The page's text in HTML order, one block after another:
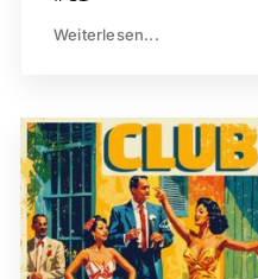
Weiterlesen...